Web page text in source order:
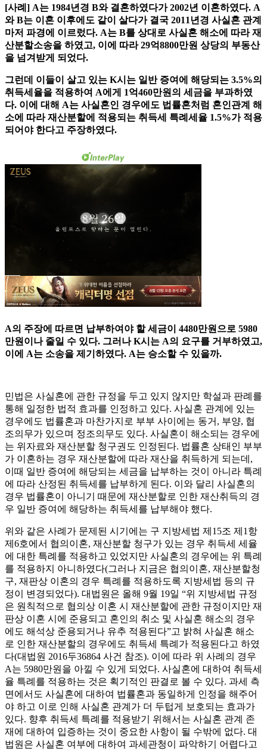
[사례] A는 1984년경 B와 결혼하였다가 2002년 이혼하였다. A
와 B는 이혼 이후에도 같이 살다가 결국 2011년경 사실혼 관계
마저 파경에 이르렀다. A는 B를 상대로 사실혼 해소에 따라 재
산분할소송을 하였고, 이에 따라 29억8800만원 상당의 부동산
을 넘겨받게 되었다.
그런데 이들이 살고 있는 K시는 일반 증여에 해당되는 3.5%의
취득세율을 적용하여 A에게 1억460만원의 세금을 부과하였
다. 이에 대해 A는 사실혼인 경우에도 법률혼처럼 혼인관계 해
소에 따라 재산분할에 적용되는 취득세 특례세율 1.5%가 적용
되어야 한다고 주장하였다.
A의 주장에 따르면 납부하여야 할 세금이 4480만원으로 5980
만원이나 줄일 수 있다. 그러나 K시는 A의 요구를 거부하였고,
이에 A는 소송을 제기하였다. A는 승소할 수 있을까.
민법은 사실혼에 관한 규정을 두고 있지 않지만 학설과 판례를
통해 일정한 법적 효과를 인정하고 있다. 사실혼 관계에 있는
경우에도 법률혼과 마찬가지로 부부 사이에는 동거, 부양, 협
조의무가 있으며 정조의무도 있다. 사실혼이 해소되는 경우에
는 위자료와 재산분할 청구권도 인정된다. 법률혼 상태인 부부
가 이혼하는 경우 재산분할에 따라 재산을 취득하게 되는데,
이때 일반 증여에 해당되는 세금을 납부하는 것이 아니라 특례
에 따라 산정된 취득세를 납부하게 된다. 이와 달리 사실혼의
경우 법률혼이 아니기 때문에 재산분할로 인한 재산취득의 경
우 일반 증여에 해당하는 취득세를 납부해야 했다.
위와 같은 사례가 문제된 시기에는 구 지방세법 제15조 제1항
제6호에서 협의이혼, 재산분할 청구가 있는 경우 취득세 세율
에 대한 특례를 적용하고 있었지만 사실혼의 경우에는 위 특례
를 적용하지 아니하였다(그러나 지금은 협의이혼, 재산분할청
구, 재판상 이혼의 경우 특례를 적용하도록 지방세법 등의 규
정이 변경되었다). 대법원은 올해 9월 19일 “위 지방세법 규정
은 원칙적으로 협의상 이혼 시 재산분할에 관한 규정이지만 재
판상 이혼 시에 준용되고 혼인의 취소 및 사실혼 해소의 경우
에도 해석상 준용되거나 유추 적용된다”고 밝혀 사실혼 해소
로 인한 재산분할의 경우에도 취득세 특례가 적용된다고 하였
다(대법원 2016두36864 사건 참조). 이에 따라 위 사례의 경우
A는 5980만원을 아낄 수 있게 되었다. 사실혼에 대하여 취득세
율 특례를 적용하는 것은 획기적인 판결로 볼 수 있다. 과세 측
면에서도 사실혼에 대하여 법률혼과 동일하게 인정을 해주어
야 하고 이로 인해 사실혼 관계가 더 두텁게 보호되는 효과가
있다. 향후 취득세 특례를 적용받기 위해서는 사실혼 관계 존
재에 대하여 입증하는 것이 중요한 사항이 될 수밖에 없다. 대
법원은 사실혼 여부에 대하여 과세관청이 파악하기 어렵다고